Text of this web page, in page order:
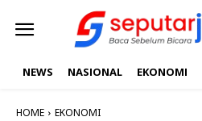
NEWS NASIONAL EKONOMI
HOME EKONOMI